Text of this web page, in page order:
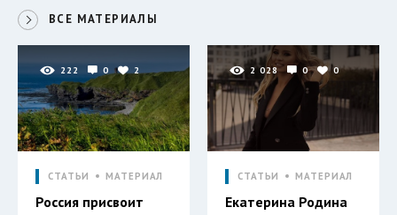
ВСЕ МАТЕРИАЛЫ
222 0 2
СТАТЬИ МАТЕРИАЛ
Россия присвоит
2 028 0 0
СТАТЬИ МАТЕРИАЛ
Екатерина Родина